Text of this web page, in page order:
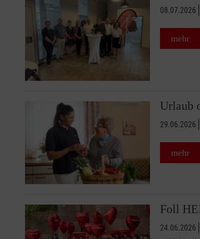
08.07.2026
mehr
Urlaub
29.06.2026
mehr
Foll
24.06.2026